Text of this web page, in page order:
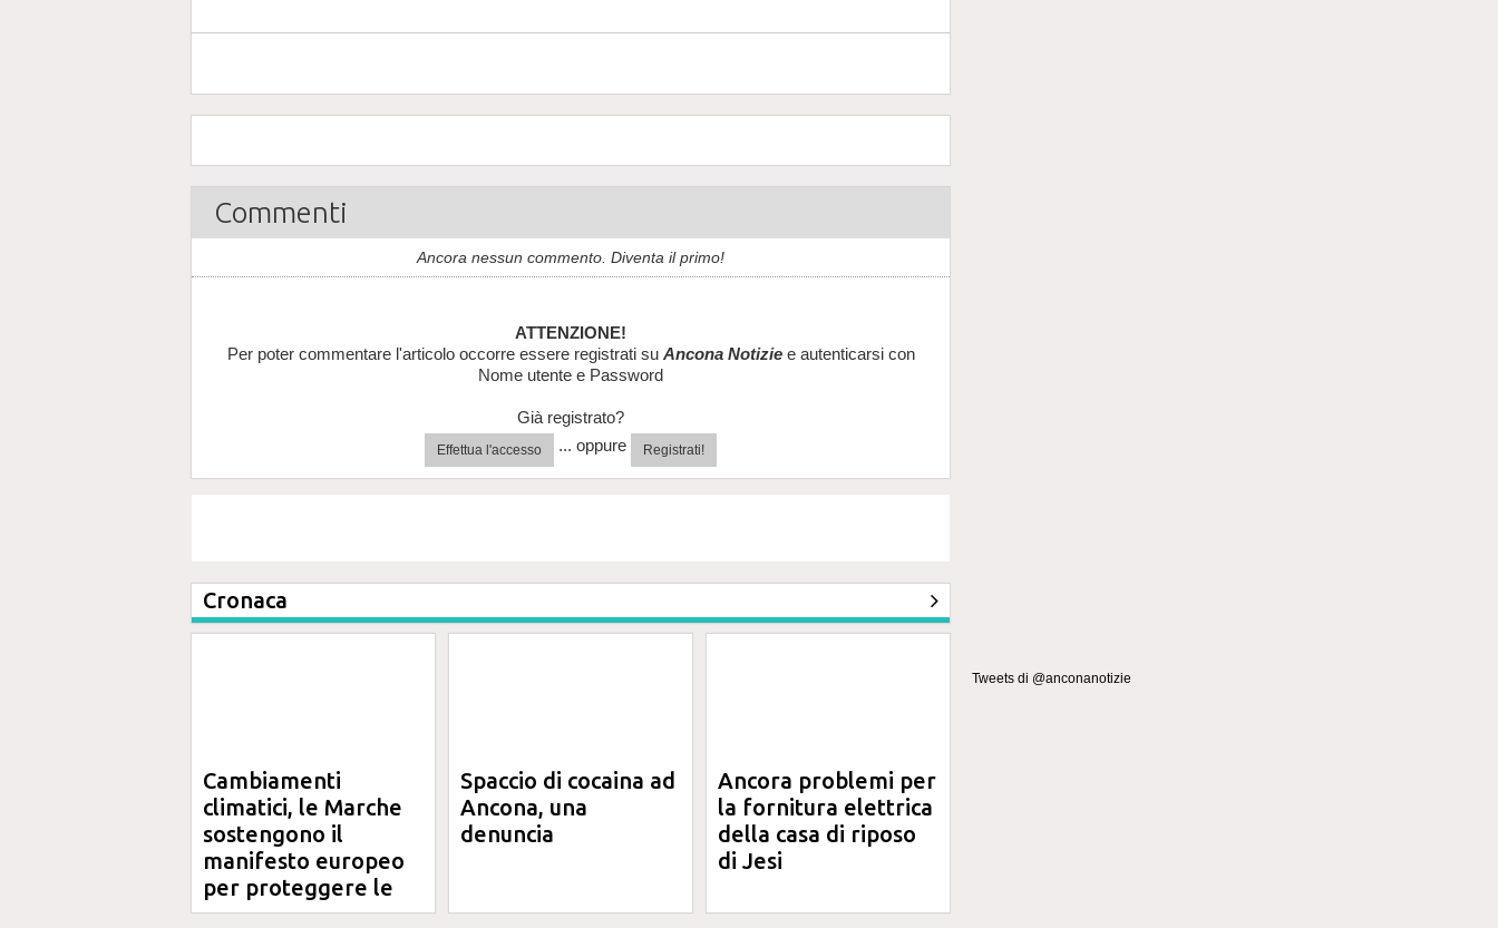
Commenti
Ancora nessun commento. Diventa il primo!
ATTENZIONE!
Per poter commentare l'articolo occorre essere registrati su Ancona Notiziee autenticarsi con
Nome utente e Password
Già registrato?
Effettua l'accesso ... oppure Registrati!
Cronaca
Cambiamenti
climatici, le Marche
sostengono il
manifesto europeo
per proteggere le
aree costiere
Spaccio di cocaina ad
Ancona, una
denuncia
Ancora problemi per
la fornitura elettrica
della casa di riposo
di Jesi
Tweets di @anconanotizie